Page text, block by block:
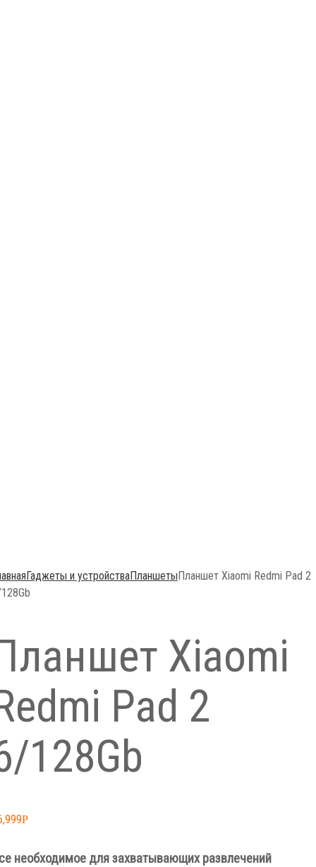
Гаджеты и устройстваПланшеты Планшет Xiaomi Redmi Pad 2
Xiaomi
Pad 2
128Gb
Р
необходимое для захватывающих развлечений